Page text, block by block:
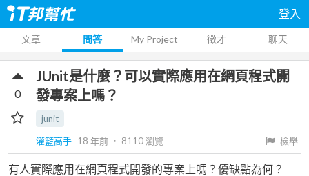
登入
文章 問答 My Project 徵才 聊天
JUnit是什麼？可以實際應用在網頁程式開
發專案上嗎？
junit
灌籃高手 18 年前 ‧ 8110瀏覽 檢舉
0
有人實際應用在網頁程式開發的專案上嗎？優缺點為何？